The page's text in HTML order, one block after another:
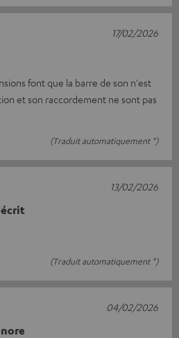
font que la barre de son n'est
et son raccordement ne sont pas
(Traduit automatiquement *)
17/02/2026
(Traduit automatiquement *)
13/02/2026
04/02/2026